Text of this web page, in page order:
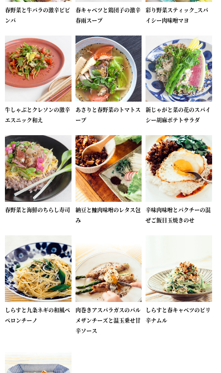
春野菜と牛バラの激辛ビビ
ンバ
春キャベツと鶏団子の激辛
春雨スープ
彩り野菜スティック_スパ
イシー肉味噌マヨ
牛しゃぶとクレソンの激辛
エスニック和え
あさりと春野菜のトマトス
ープ
新じゃがと菜の花のスパイ
シー胡麻ポテトサラダ
春野菜と海鮮のちらし寿司
納豆と辣肉味噌のレタス包
み
辛味肉味噌とパクチーの混
ぜご飯目玉焼きのせ
しらすと九条ネギの和風ペ
ペロンチーノ
肉巻きアスパラガスのパル
メザンチーズと温玉乗せ甘
辛ソース
しらすと春キャベツのピリ
辛ナムル